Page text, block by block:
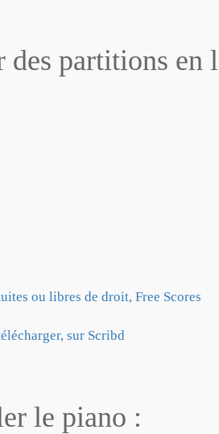
des partitions en
ou libres de droit, Free Scores
sur Scribd
le piano :